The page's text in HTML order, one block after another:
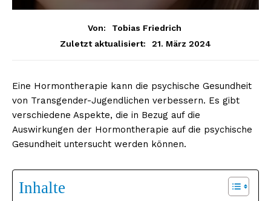
Von:
Tobias Friedrich
Zuletzt aktualisiert:
21. März 2024
Eine Hormontherapie kann die psychische Gesundheit
von Transgender-Jugendlichen verbessern. Es gibt
verschiedene Aspekte, die in Bezug auf die
Auswirkungen der Hormontherapie auf die psychische
Gesundheit untersucht werden können.
Inhalte